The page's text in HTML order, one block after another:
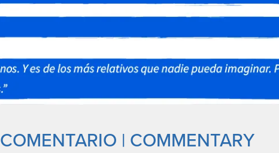
COMENTARIO | COMMENTARY